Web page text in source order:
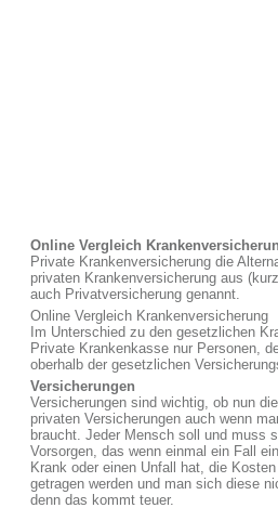
Online Vergleich
Private Krankenversicherung die
privaten Krankenversicherung aus
auch Privatversicherung genannt.
Online Vergleich Krankenversicherung
Im Unterschied zu den gesetzlichen
Private Krankenkasse nur Personen,
oberhalb der gesetzlichen
Versicherungen
Versicherungen sind wichtig, ob nun
privaten Versicherungen auch wenn
braucht. Jeder Mensch soll und muss
Vorsorgen, das wenn einmal ein Fall
Krank oder einen Unfall hat, die
getragen werden und man sich diese
denn das kommt teuer.